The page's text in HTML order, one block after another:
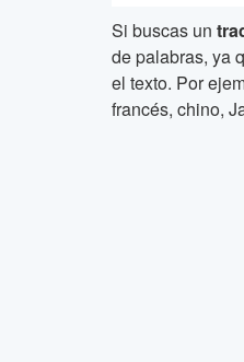
Si buscas un
de palabras, ya
el texto. Por
francés, chino,